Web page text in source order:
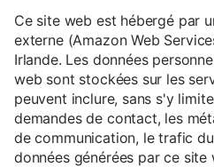
Ce site web est hébergé par
externe (Amazon Web
Irlande. Les données
web sont stockées sur les
peuvent inclure, sans s'y
demandes de contact, les
de communication, le trafic
données générées par ce site